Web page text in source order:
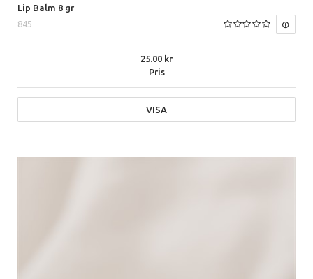
Lip Balm 8 gr
845
Pris
25.00
VISA